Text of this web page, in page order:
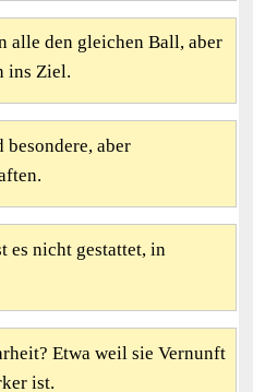
alle den gleichen Ball, aber
ins Ziel.
aber
es nicht gestattet, in
Etwa weil sie Vernunft
ist.